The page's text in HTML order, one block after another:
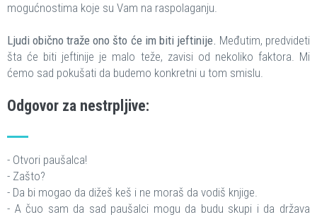
mogućnostima koje su Vam na raspolaganju.
Ljudi obično traže ono što će im biti jeftinije. Međutim, predvideti
šta će biti jeftinije je malo teže, zavisi od nekoliko faktora. Mi
ćemo sad pokušati da budemo konkretni u tom smislu.
Odgovor za nestrpljive:
- Otvori paušalca!
- Zašto?
- Da bi mogao da dižeš keš i ne moraš da vodiš knjige.
- A čuo sam da sad paušalci mogu da budu skupi i da država